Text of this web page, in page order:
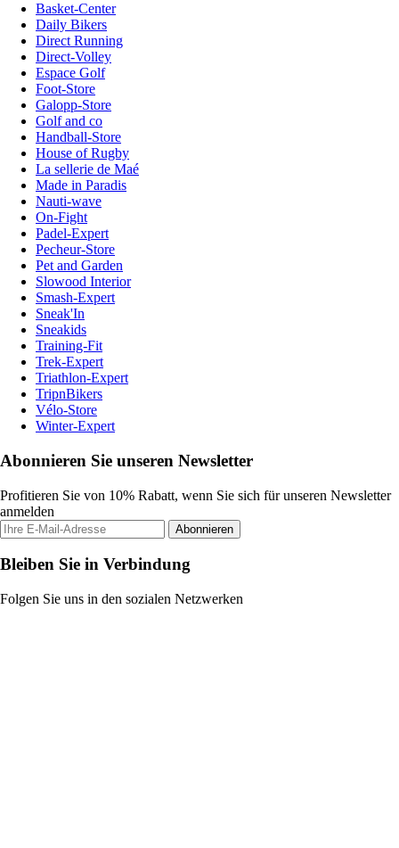
Basket-Center
Daily Bikers
Direct Running
Direct-Volley
Espace Golf
Foot-Store
Galopp-Store
Golf and co
Handball-Store
House of Rugby
La sellerie de Maé
Made in Paradis
Nauti-wave
On-Fight
Padel-Expert
Pecheur-Store
Pet and Garden
Slowood Interior
Smash-Expert
Sneak'In
Sneakids
Training-Fit
Trek-Expert
Triathlon-Expert
TripnBikers
Vélo-Store
Winter-Expert
Abonnieren Sie unseren Newsletter
Profitieren Sie von 10% Rabatt, wenn Sie sich für unseren Newsletter
anmelden
Abonnieren
Bleiben Sie in Verbindung
Folgen Sie uns in den sozialen Netzwerken